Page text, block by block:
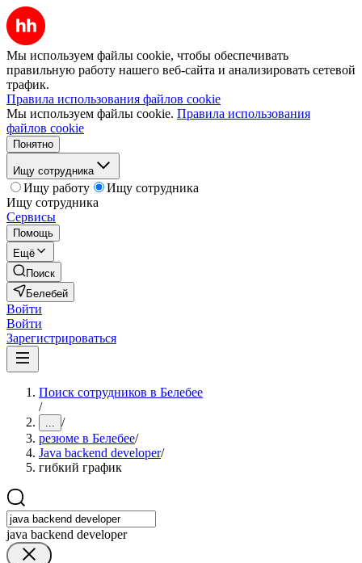
Мы используем файлы cookie, чтобы обеспечивать
правильную работу нашего веб-сайта и анализировать сетевой
трафик.
Правила использования файлов cookie
Мы используем файлы cookie. Правила использования
файлов cookie
Понятно
Ищу сотрудника
Ищу работу
Ищу сотрудника
Ищу сотрудника
Сервисы
Помощь
Ещё
Поиск
Белебей
Войти
Войти
Зарегистрироваться
Поиск сотрудников в Белебее
/
... /
резюме в Белебее/
Java backend developer/
гибкий график
java backend developer